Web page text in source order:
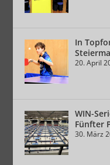
In
20. April
WIN-
Fünfter
30. März